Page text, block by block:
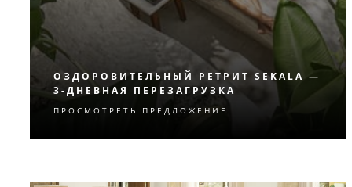
ОЗДОРОВИТЕЛЬНЫЙ РЕТРИТ SEKALA —
3-ДНЕВНАЯ ПЕРЕЗАГРУЗКА
Приведите в порядок тело и разум во
ПРОСМОТРЕТЬ ПРЕДЛОЖЕНИЕ